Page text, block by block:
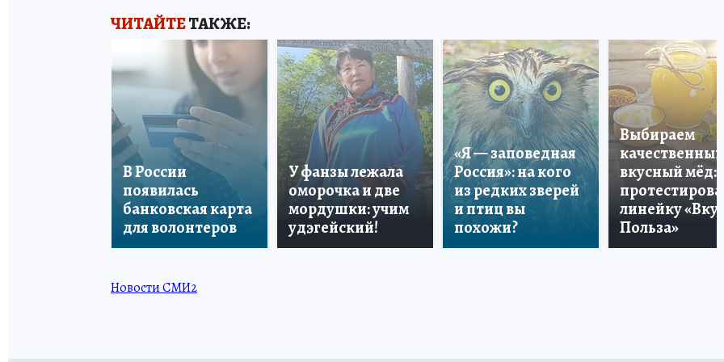
ЧИТАЙТЕТАКЖЕ:
В России
появилась
банковская карта
для волонтеров
У фанзы лежала
оморочка и две
мордушки: учим
удэгейский!
«Я — заповедная
Россия»: на кого
из редких зверей
и птиц вы
похожи?
Выбираем
качественный
вкусный мёд:
линейку «Вкус
Польза»
Новости СМИ2